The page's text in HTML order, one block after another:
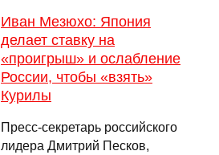
Иван Мезюхо: Япония
делает ставку на
«проигрыш» и ослабление
России, чтобы «взять»
Курилы
Пресс-секретарь российского
лидера Дмитрий Песков,